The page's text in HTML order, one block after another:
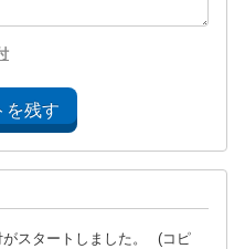
を残す
がスタートしました。 (コピ